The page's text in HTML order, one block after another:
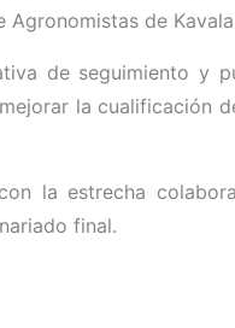
de
de seguimiento y
la cualificación
la estrecha
final.